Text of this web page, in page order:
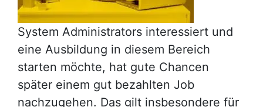
System Administrators interessiert und
eine Ausbildung in diesem Bereich
starten möchte, hat gute Chancen
später einem gut bezahlten Job
nachzugehen. Das gilt insbesondere für